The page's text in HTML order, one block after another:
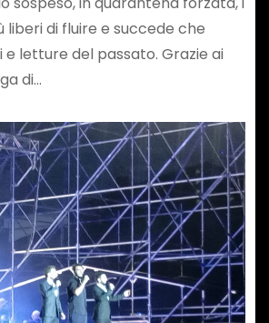
liberi di fluire e succede che
letture del passato. Grazie ai
di…